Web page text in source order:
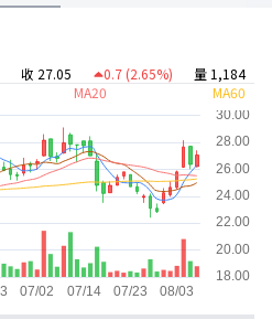
收 27.05 0.7 (2.65%)
量 1,184
MA20 MA60